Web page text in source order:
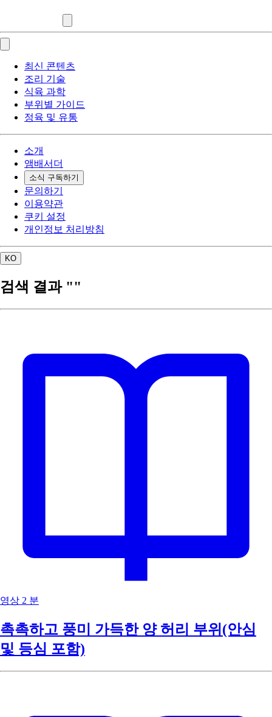
최신 콘텐츠
조리 기술
식육 과학
부위별 가이드
정육 및 유통
소개
앰배서더
소식 구독하기
문의하기
이용약관
쿠키 설정
개인정보 처리방침
KO
검색 결과 ""
영상 2 분
촉촉하고 풍미 가득한 양 허리 부위(안심
및 등심 포함)